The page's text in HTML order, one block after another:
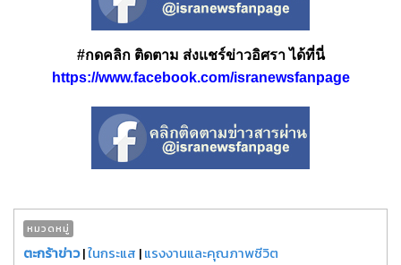
#กดคลิก ติดตาม ส่งแชร์ข่าวอิศรา ได้ที่นี่
https://www.facebook.com/isranewsfanpage
หมวดหมู่
ตะกร้าข่าว|ในกระแส |แรงงานและคุณภาพชีวิต